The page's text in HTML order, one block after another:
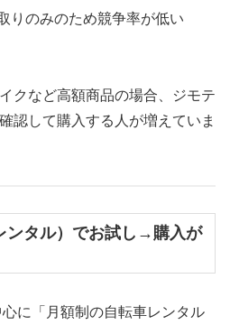
りのみのため競争率が低い
クなど高額商品の場合、ジモテ
認して購入する人が増えていま
タル）でお試し→購入が
に「月額制の自転車レンタル